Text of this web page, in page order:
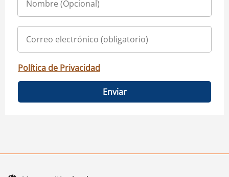
Política de Privacidad
Enviar